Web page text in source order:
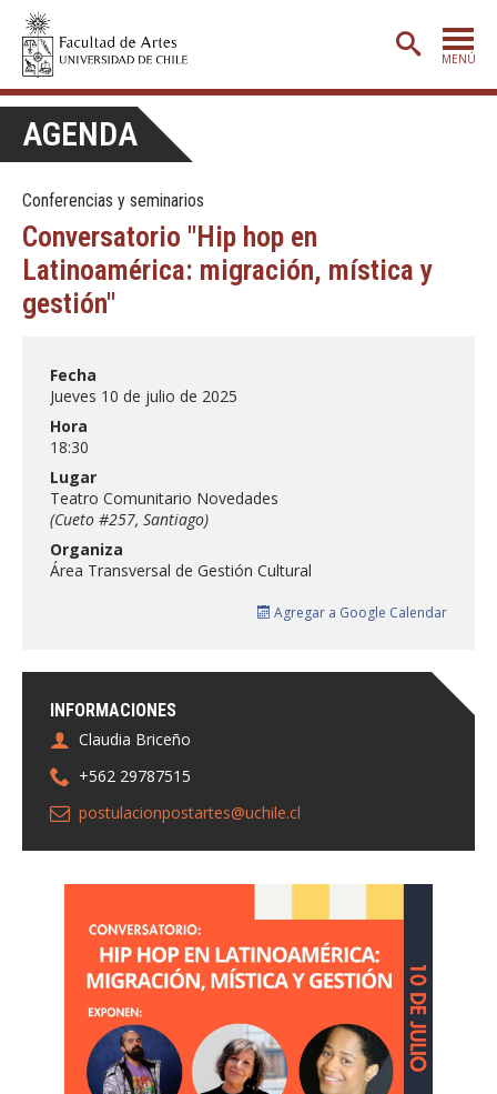
MENÚ
ETAPA BÁSICA
CARRERAS
POSTGRADO
FACULTAD
Estudiantes
Egresadas/os
AGENDA
Conferencias y seminarios
Conversatorio "Hip hop en
Latinoamérica: migración, mística y
gestión"
INFORMACIONES
Claudia Briceño
+562 29787515
postulacionpostartes@uchile.cl
Fecha
Jueves 10 de julio de 2025
Hora
18:30
Lugar
Teatro Comunitario Novedades
(Cueto #257, Santiago)
Organiza
Área Transversal de Gestión Cultural
Agregar a Google Calendar